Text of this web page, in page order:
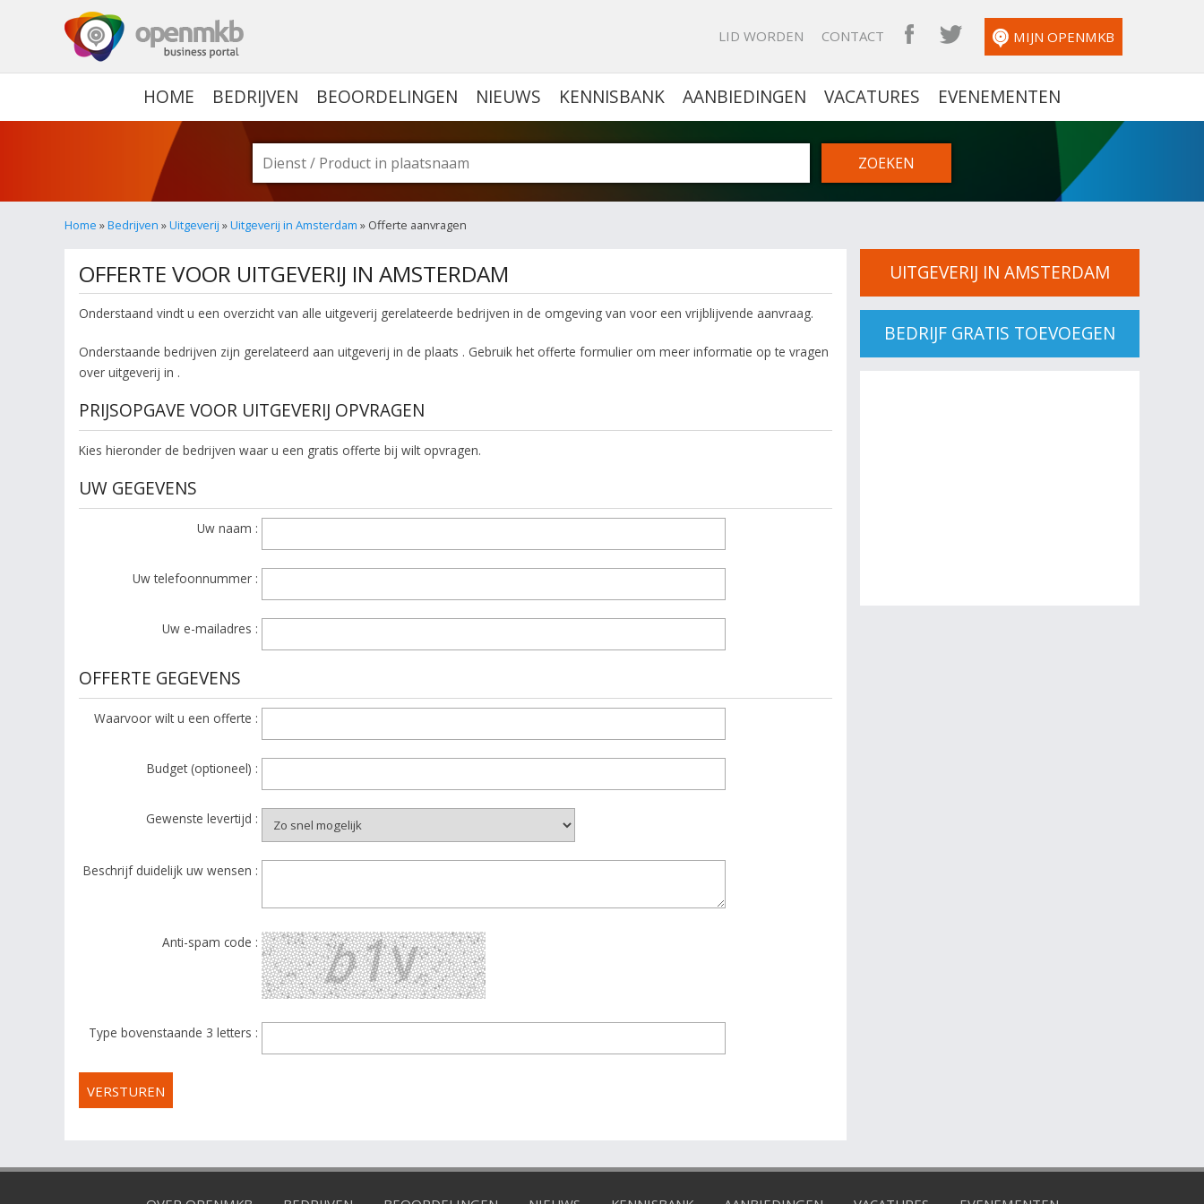
LID WORDEN CONTACT OPENMKB FACEBOOK
OPENMKB TWITTER
MIJN OPENMKB
HOME BEDRIJVEN BEOORDELINGEN NIEUWS KENNISBANK AANBIEDINGEN VACATURES EVENEMENTEN
Home »Bedrijven »Uitgeverij »Uitgeverij in Amsterdam » Offerte aanvragen
OFFERTE VOOR UITGEVERIJ IN AMSTERDAM
Onderstaand vindt u een overzicht van alle uitgeverij gerelateerde bedrijven in de omgeving van voor een vrijblijvende aanvraag.
Onderstaande bedrijven zijn gerelateerd aan uitgeverij in de plaats . Gebruik het offerte formulier om meer informatie op te vragen
over uitgeverij in .
PRIJSOPGAVE VOOR UITGEVERIJ OPVRAGEN
Kies hieronder de bedrijven waar u een gratis offerte bij wilt opvragen.
UW GEGEVENS
Uw naam :
Uw telefoonnummer :
Uw e-mailadres :
OFFERTE GEGEVENS
Waarvoor wilt u een offerte :
Budget (optioneel) :
Gewenste levertijd :
Beschrijf duidelijk uw wensen :
Anti-spam code :
Type bovenstaande 3 letters :
UITGEVERIJ IN AMSTERDAM
BEDRIJF GRATIS TOEVOEGEN